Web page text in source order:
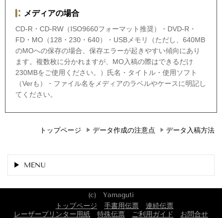
メディアの場合
CD-R・CD-RW（ISO9660フォーマット推奨）・DVD-R・
FD・MO（128・230・640）・USBメモリ（ただし、640MB
のMOへの保存の場合、保存エラーが起きやすい傾向にあり
ます。複数枚に分かれますが、MO入稿の際はできるだけ
230MBをご使用ください。）氏名・タイトル・使用ソフト
（Verも）・ファイル名をメディアのラベルやケースに明記し
てください。
トップページ データ作成の注意点 データ入稿方法
MENU
(c) Yamaguti
トップページ
手書用伝票
連続伝票
レーザープリンター用紙
特殊伝票 ご利用ガイド お問合せ